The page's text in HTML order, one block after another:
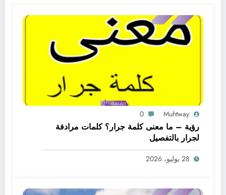
Muhtway
0
رؤية – ما معنى كلمة جرار؟ كلمات مرادفة
لجرار بالتفصيل
28 يوليو، 2026